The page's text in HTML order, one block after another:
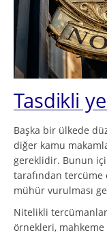
Tasdikli
Başka bir ülkede
diğer kamu
gereklidir. Bunun
tarafından tercüme
mühür vurulması
Nitelikli
örnekleri,